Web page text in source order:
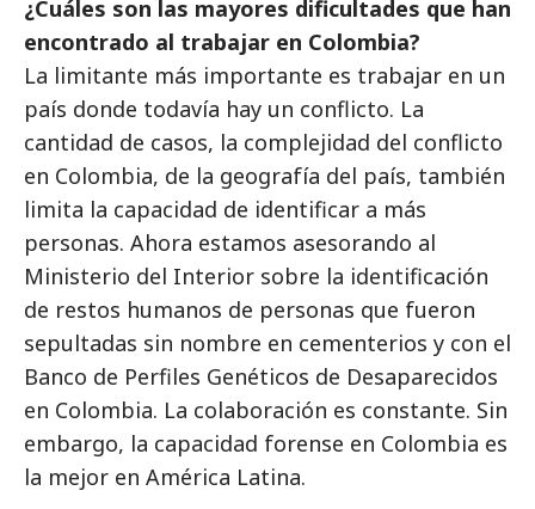
¿Cuáles son las mayores dificultades que han
encontrado al trabajar en Colombia?
La limitante más importante es trabajar en un
país donde todavía hay un conflicto. La
cantidad de casos, la complejidad del conflicto
en Colombia, de la geografía del país, también
limita la capacidad de identificar a más
personas. Ahora estamos asesorando al
Ministerio del Interior sobre la identificación
de restos humanos de personas que fueron
sepultadas sin nombre en cementerios y con el
Banco de Perfiles Genéticos de Desaparecidos
en Colombia. La colaboración es constante. Sin
embargo, la capacidad forense en Colombia es
la mejor en América Latina.